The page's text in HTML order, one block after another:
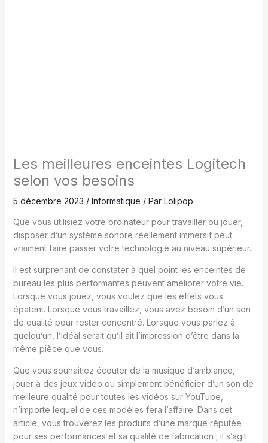
Les meilleures enceintes Logitech
selon vos besoins
5 décembre 2023 / Informatique / Par Lolipop
Que vous utilisiez votre ordinateur pour travailler ou jouer,
disposer d’un système sonore réellement immersif peut
vraiment faire passer votre technologie au niveau supérieur.
Il est surprenant de constater à quel point les enceintes de
bureau les plus performantes peuvent améliorer votre vie.
Lorsque vous jouez, vous voulez que les effets vous
épatent. Lorsque vous travaillez, vous avez besoin d’un son
de qualité pour rester concentré. Lorsque vous parlez à
quelqu’un, l’idéal serait qu’il ait l’impression d’être dans la
même pièce que vous.
Que vous souhaitiez écouter de la musique d’ambiance,
jouer à des jeux vidéo ou simplement bénéficier d’un son de
meilleure qualité pour toutes les vidéos sur YouTube,
n’importe lequel de ces modèles fera l’affaire. Dans cet
article, vous trouverez les produits d’une marque réputée
pour ses performances et sa qualité de fabrication ; il s’agit